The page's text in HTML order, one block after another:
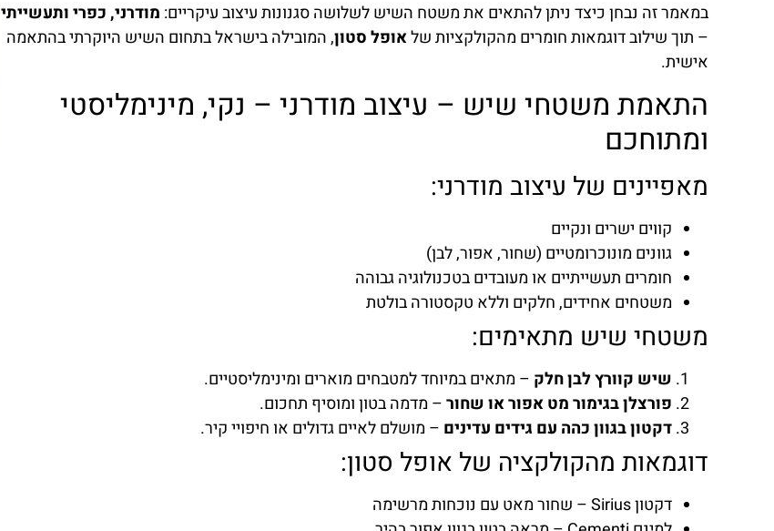
במאמר זה נבחן כיצד ניתן להתאים את משטח השיש לשלושה סגנונות עיצוב עיקריים: מודרני, כפרי ותעשייתי
– תוך שילוב דוגמאות חומרים מהקולקציות שלאופל סטון, המובילה בישראל בתחום השיש היוקרתי בהתאמה
אישית.
התאמת משטחי שיש – עיצוב מודרני – נקי, מינימליסטי
ומתוחכם
מאפיינים של עיצוב מודרני:
קווים ישרים ונקיים
גוונים מונוכרומטיים (שחור, אפור, לבן)
חומרים תעשייתיים או מעובדים בטכנולוגיה גבוהה
משטחים אחידים, חלקים וללא טקסטורה בולטת
משטחי שיש מתאימים:
שיש קוורץ לבן חלק – מתאים במיוחד למטבחים מוארים ומינימליסטיים.
פורצלן בגימור מט אפור או שחור– מדמה בטון ומוסיף תחכום.
דקטון בגוון כהה עם גידים עדינים – מושלם לאיים גדולים או חיפויי קיר.
דוגמאות מהקולקציה של אופל סטון:
דקטון Sirius – שחור מאט עם נוכחות מרשימה